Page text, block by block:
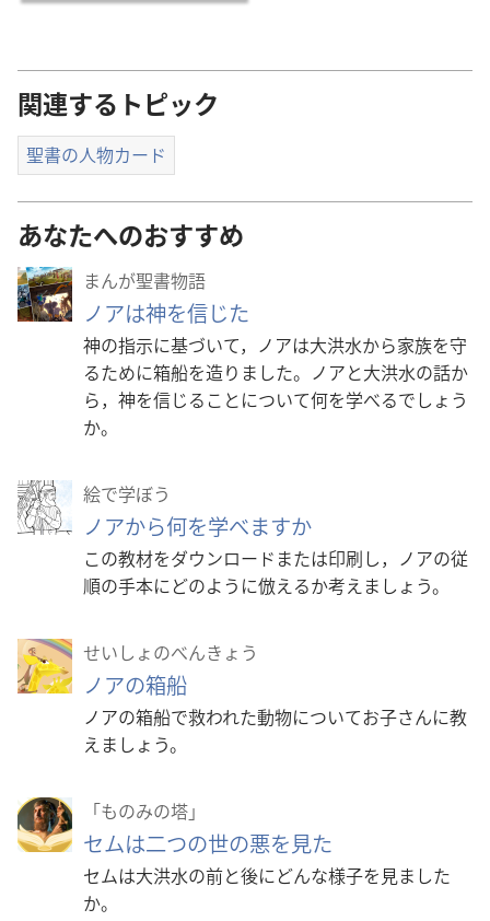
関連するトピック
聖書の人物カード
あなたへのおすすめ
まんが聖書物語
ノアは神を信じた
神の指示に基づいて，ノアは大洪水から家族を守
るために箱船を造りました。ノアと大洪水の話か
ら，神を信じることについて何を学べるでしょう
か。
絵で学ぼう
ノアから何を学べますか
この教材をダウンロードまたは印刷し，ノアの従
順の手本にどのように倣えるか考えましょう。
せいしょのべんきょう
ノアの箱船
ノアの箱船で救われた動物についてお子さんに教
えましょう。
「ものみの塔」
セムは二つの世の悪を見た
セムは大洪水の前と後にどんな様子を見ました
か。